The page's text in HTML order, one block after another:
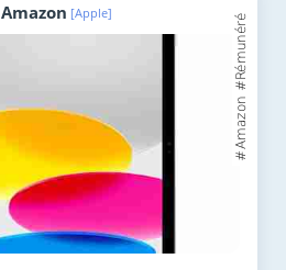
Amazon [Apple]